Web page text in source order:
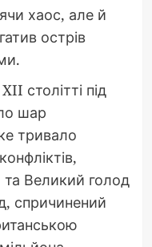
хаос, але й
острів
столітті під
шар
тривало
та Великий голод
спричинений